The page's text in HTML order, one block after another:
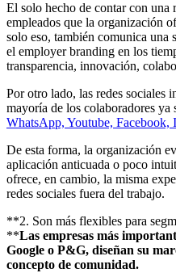
El solo hecho de contar con una
empleados que la organización
solo eso, también comunica una
el employer branding en los
transparencia, innovación,
Por otro lado, las redes sociales
mayoría de los colaboradores ya
WhatsApp, Youtube,
De esta forma, la organización
aplicación anticuada o poco
ofrece, en cambio, la misma
redes sociales fuera del trabajo.
**2. Son más flexibles para
**Las empresas más
Google o P&G, diseñan su
concepto de comunidad.